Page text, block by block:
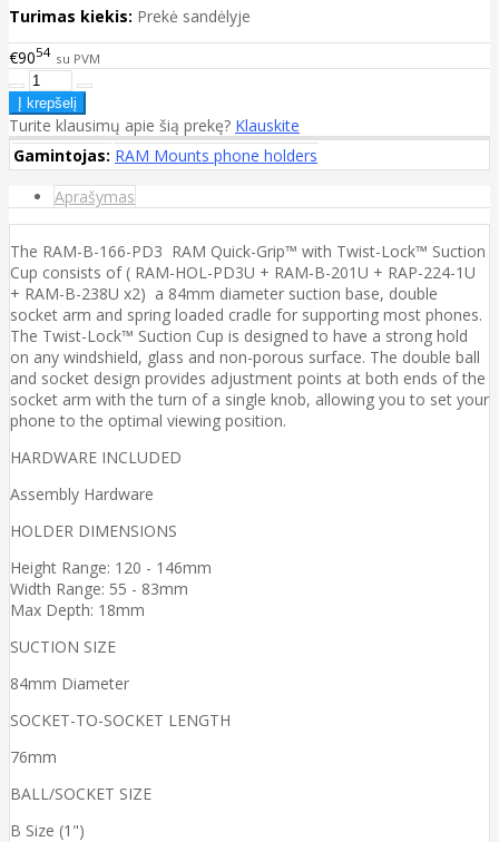
Turimas kiekis: Prekė sandėlyje
€9054 su PVM
Turite klausimų apie šią prekę? Klauskite
Gamintojas: RAM Mounts phone holders
Aprašymas
The RAM-B-166-PD3 RAM Quick-Grip™ with Twist-Lock™ Suction
Cup consists of ( RAM-HOL-PD3U + RAM-B-201U + RAP-224-1U
+ RAM-B-238U x2) a 84mm diameter suction base, double
socket arm and spring loaded cradle for supporting most phones.
The Twist-Lock™ Suction Cup is designed to have a strong hold
on any windshield, glass and non-porous surface. The double ball
and socket design provides adjustment points at both ends of the
socket arm with the turn of a single knob, allowing you to set your
phone to the optimal viewing position.
HARDWARE INCLUDED
Assembly Hardware
HOLDER DIMENSIONS
Height Range: 120 - 146mm
Width Range: 55 - 83mm
Max Depth: 18mm
SUCTION SIZE
84mm Diameter
SOCKET-TO-SOCKET LENGTH
76mm
BALL/SOCKET SIZE
B Size (1")